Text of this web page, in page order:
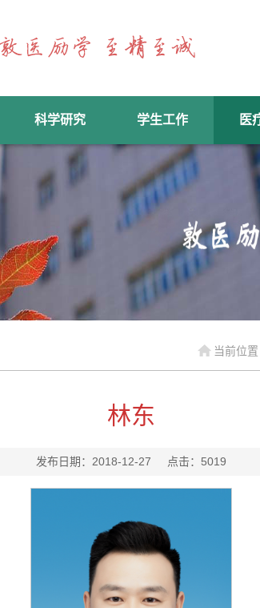
科学研究 学生工作 医
当前位置
林东
发布日期：2018-12-27 点击： 5019